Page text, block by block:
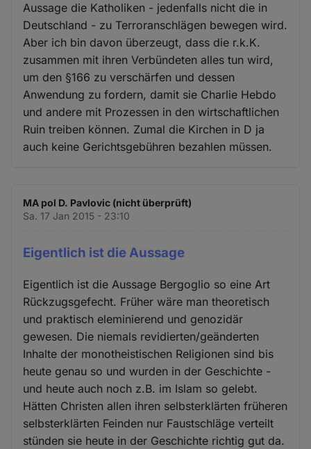
Aussage die Katholiken - jedenfalls nicht die in
Deutschland - zu Terroranschlägen bewegen wird.
Aber ich bin davon überzeugt, dass die r.k.K.
zusammen mit ihren Verbündeten alles tun wird,
um den §166 zu verschärfen und dessen
Anwendung zu fordern, damit sie Charlie Hebdo
und andere mit Prozessen in den wirtschaftlichen
Ruin treiben können. Zumal die Kirchen in D ja
auch keine Gerichtsgebühren bezahlen müssen.
MA pol D. Pavlovic (nicht überprüft)
Sa. 17 Jan 2015 - 23:10
Eigentlich ist die Aussage
Eigentlich ist die Aussage Bergoglio so eine Art
Rückzugsgefecht. Früher wäre man theoretisch
und praktisch eleminierend und genozidär
gewesen. Die niemals revidierten/geänderten
Inhalte der monotheistischen Religionen sind bis
heute genau so und wurden in der Geschichte -
und heute auch noch z.B. im Islam so gelebt.
Hätten Christen allen ihren selbsterklärten früheren
selbsterklärten Feinden nur Faustschläge verteilt
stünden sie heute in der Geschichte richtig gut da.